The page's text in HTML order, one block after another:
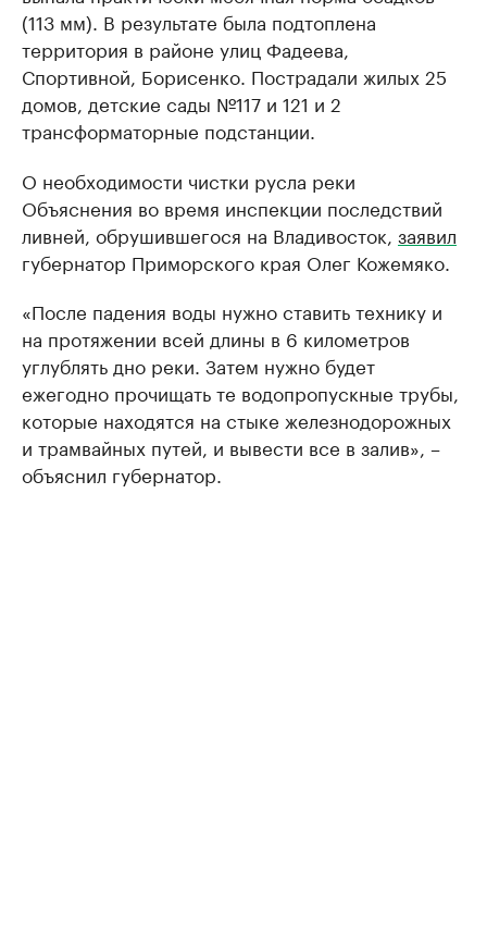
(113 мм). В результате была подтоплена
территория в районе улиц Фадеева,
Спортивной, Борисенко. Пострадали жилых 25
домов, детские сады №117 и 121 и 2
трансформаторные подстанции.
О необходимости чистки русла реки
Объяснения во время инспекции последствий
ливней, обрушившегося на Владивосток, заявил
губернатор Приморского края Олег Кожемяко.
«После падения воды нужно ставить технику и
на протяжении всей длины в 6 километров
углублять дно реки. Затем нужно будет
ежегодно прочищать те водопропускные трубы,
которые находятся на стыке железнодорожных
и трамвайных путей, и вывести все в залив», –
объяснил губернатор.